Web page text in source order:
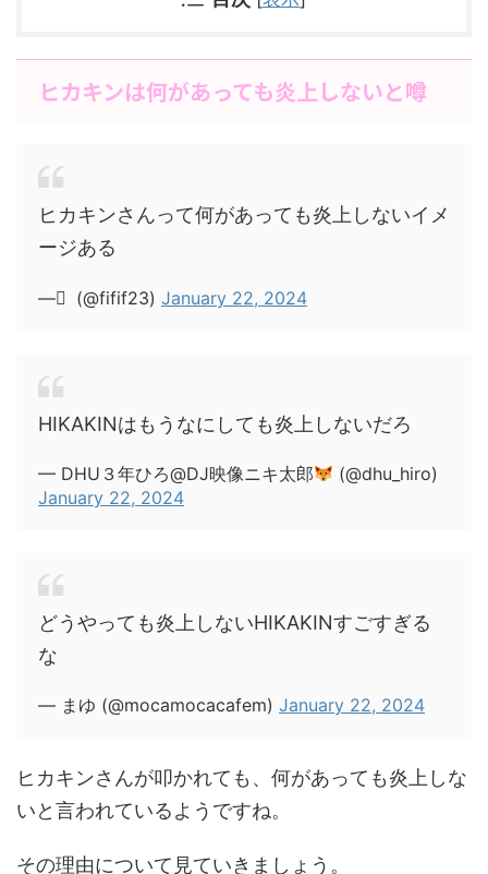
ヒカキンは何があっても炎上しないと噂
ヒカキンさんって何があっても炎上しないイメ
ージある
— ْ (@fifif23) January 22, 2024
HIKAKINはもうなにしても炎上しないだろ
— DHU３年ひろ@DJ映像ニキ太郎
(@dhu_hiro)
January 22, 2024
どうやっても炎上しないHIKAKINすごすぎる
な
— まゆ (@mocamocacafem) January 22, 2024
ヒカキンさんが叩かれても、何があっても炎上しな
いと言われているようですね。
その理由について見ていきましょう。